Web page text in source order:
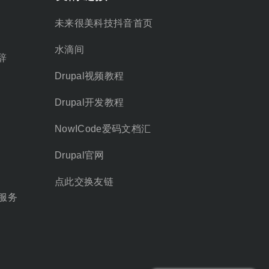
务
未来很美科技抖音首页
水滴间
Drupal视频教程
Drupal开发教程
NowICode爱码文档汇
Drupal官网
点此交换友链